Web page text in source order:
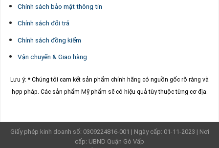
Chính sách bảo mật thông tin
Chính sách đổi trả
Chính sách đồng kiểm
Vận chuyển & Giao hàng
Lưu ý: * Chúng tôi cam kết sản phẩm chính hãng có nguồn gốc rõ ràng và
hợp pháp. Các sản phẩm Mỹ phẩm sẽ có hiệu quả tùy thuộc từng cơ địa.
Giấy phép kinh doanh số: 0309224816-001 | Ngày cấp: 01-11-2023 | Nơi
cấp: UBND Quận Gò Vấp